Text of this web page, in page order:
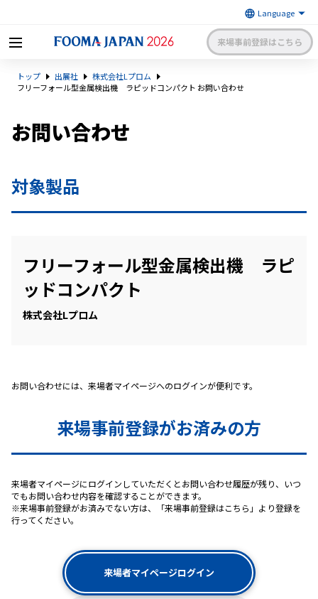
来場事前登録はこちら
級の食品製造総合展〜 | 一般社
団法人 日本食品機械工業会主催
トップ 出展社
株式会社Lプロム
フリーフォール型金属検出機 ラピッドコンパクト お問い合わせ
お問い合わせ
対象製品
フリーフォール型金属検出機 ラピ
ッドコンパクト
株式会社Lプロム
お問い合わせには、来場者マイページへのログインが便利です。
来場事前登録がお済みの方
来場者マイページにログインしていただくとお問い合わせ履歴が残り、いつ
でもお問い合わせ内容を確認することができます。
※来場事前登録がお済みでない方は、「来場事前登録はこちら」より登録を
行ってください。
来場者マイページログイン